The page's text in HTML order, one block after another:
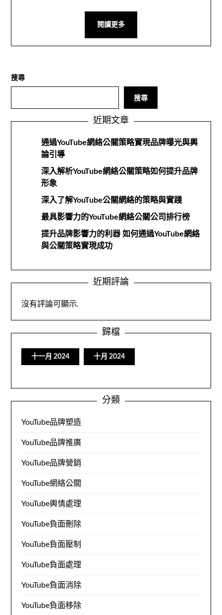
閱讀更多
搜尋
搜尋
近期文章
通過YouTube網絡公關策略實現品牌曝光與輿
論引導
深入解析YouTube網絡公關策略如何提升品牌
形象
深入了解YouTube公關網絡的策略與實踐
最具影響力的YouTube網絡公關公司排行榜
提升品牌影響力的利器 如何通過YouTube網絡
與公關策略實現成功
近期評論
沒有評論可顯示.
歸檔
十一月 2024 十月 2024
分類
YouTube品牌塑造
YouTube品牌推廣
YouTube品牌營銷
YouTube網絡公關
YouTube輿情處理
YouTube負面刪除
YouTube負面壓制
YouTube負面處理
YouTube負面消除
YouTube負面移除